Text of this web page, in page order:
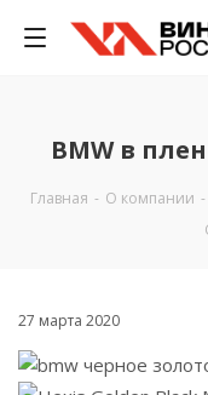
BMW в
Главная - О компании -
27 марта 2020